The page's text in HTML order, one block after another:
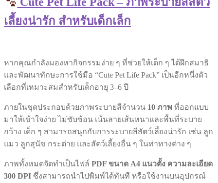
เลี้ยงน่ารัก สำหรับเด็กเล็ก
หากคุณกำลังมองหากิจกรรมง่าย ๆ ที่ช่วยให้เด็ก ๆ ได้ฝึกสมาธิ
และพัฒนาทักษะการใช้มือ “Cute Pet Life Pack” เป็นอีกหนึ่งตัว
เลือกที่เหมาะสมสำหรับเด็กอายุ 3–6 ปี
ภายในชุดประกอบด้วยภาพระบายสีจำนวน 10 ภาพ ที่ออกแบบ
มาให้เข้าใจง่าย ไม่ซับซ้อน เน้นลายเส้นหนาและพื้นที่ระบาย
กว้าง เด็ก ๆ สามารถสนุกกับการระบายสีสัตว์เลี้ยงน่ารัก เช่น ลูก
แมว ลูกสุนัข กระต่าย และสัตว์เลี้ยงอื่น ๆ ในท่าทางต่าง ๆ
ภาพทั้งหมดจัดทำเป็นไฟล์ PDF ขนาด A4 แนวตั้ง ความละเอียด
300 DPI ซึ่งสามารถนำไปพิมพ์ได้ทันที หรือใช้งานบนอุปกรณ์